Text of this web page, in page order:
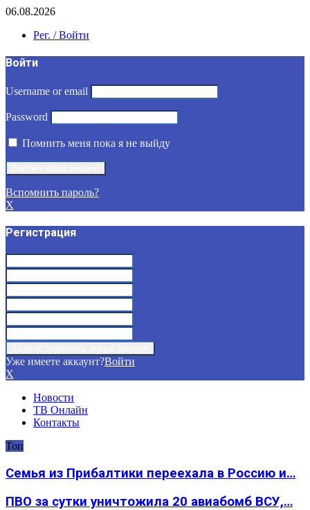
06.08.2026
Рег. / Войти
Войти
Username or email
Password
Помнить меня пока я не выйду
Вспомнить пароль?
X
Регистрация
Уже имеете аккаунт?Войти
X
Новости
ТВ Онлайн
Контакты
Топ
Семья из Прибалтики переехала в Россию и…
ПВО за сутки уничтожила 20 авиабомб ВСУ,…